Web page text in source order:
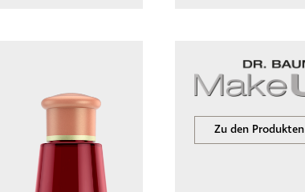
Zu den Produkten